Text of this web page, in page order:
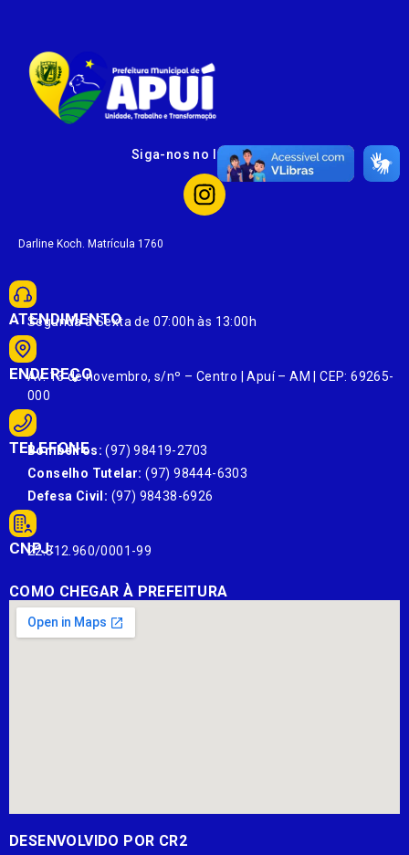
Siga-nos no Instagram
Darline Koch. Matrícula 1760
ATENDIMENTO
Segunda à Sexta de 07:00h às 13:00h
ENDEREÇO
Av. 13 de novembro, s/nº – Centro | Apuí – AM | CEP: 69265-
000
TELEFONE
Bombeiros: (97) 98419-2703
Conselho Tutelar: (97) 98444-6303
Defesa Civil: (97) 98438-6926
CNPJ:
22.812.960/0001-99
COMO CHEGAR À PREFEITURA
DESENVOLVIDO POR CR2